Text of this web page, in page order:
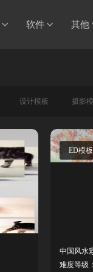
软件 其他
设计模板 摄影
ED模板
中国风水
难度等级